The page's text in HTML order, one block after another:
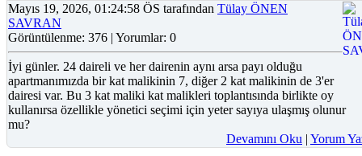
Mayıs 19, 2026, 01:24:58 ÖS tarafından Tülay ÖNEN
SAVRAN
Görüntülenme: 376 | Yorumlar: 0
İyi günler. 24 daireli ve her dairenin aynı arsa payı olduğu
apartmanımızda bir kat malikinin 7, diğer 2 kat malikinin de 3'er
dairesi var. Bu 3 kat maliki kat malikleri toplantısında birlikte oy
kullanırsa özellikle yönetici seçimi için yeter sayıya ulaşmış olunur
mu?
Devamını Oku | Yorum